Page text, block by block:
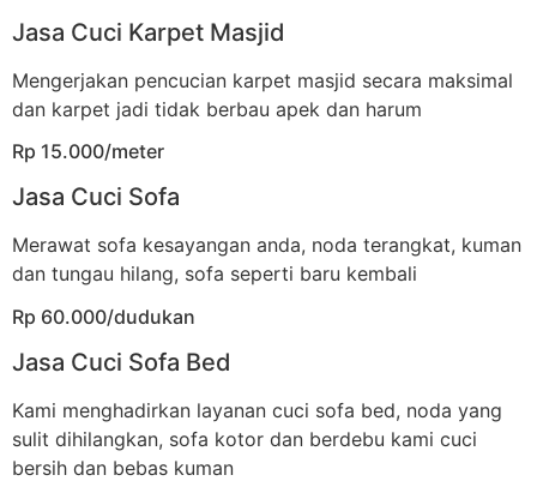
Jasa Cuci Karpet Masjid
Mengerjakan pencucian karpet masjid secara maksimal
dan karpet jadi tidak berbau apek dan harum
Rp 15.000/meter
Jasa Cuci Sofa
Merawat sofa kesayangan anda, noda terangkat, kuman
dan tungau hilang, sofa seperti baru kembali
Rp 60.000/dudukan
Jasa Cuci Sofa Bed
Kami menghadirkan layanan cuci sofa bed, noda yang
sulit dihilangkan, sofa kotor dan berdebu kami cuci
bersih dan bebas kuman